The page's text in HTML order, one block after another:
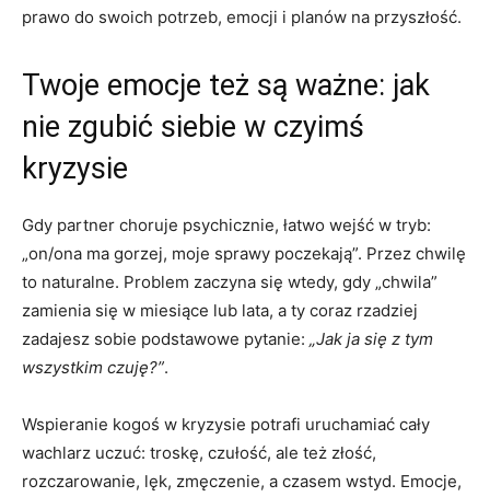
prawo do swoich potrzeb, emocji i planów na przyszłość.
Twoje emocje też są ważne: jak
nie zgubić siebie w czyimś
kryzysie
Gdy partner choruje psychicznie, łatwo wejść w tryb:
„on/ona ma gorzej, moje sprawy poczekają”. Przez chwilę
to naturalne. Problem zaczyna się wtedy, gdy „chwila”
zamienia się w miesiące lub lata, a ty coraz rzadziej
zadajesz sobie podstawowe pytanie: „Jak ja się z tym
wszystkim czuję?”.
Wspieranie kogoś w kryzysie potrafi uruchamiać cały
wachlarz uczuć: troskę, czułość, ale też złość,
rozczarowanie, lęk, zmęczenie, a czasem wstyd. Emocje,